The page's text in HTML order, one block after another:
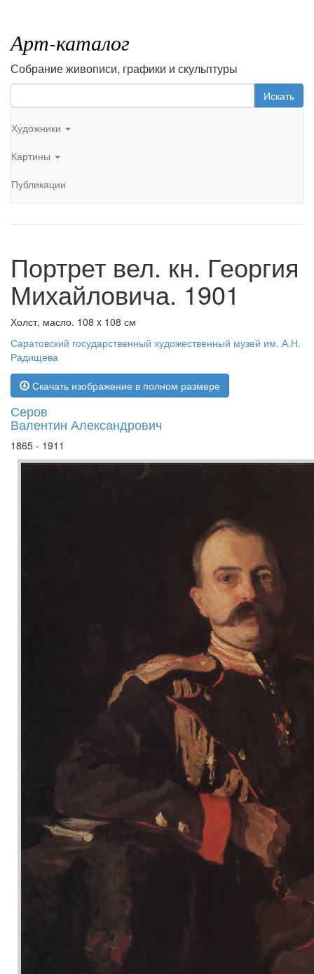
Арт-каталог
Собрание живописи, графики и скульптуры
Искать
Художники
Картины
Публикации
Портрет вел. кн. Георгия
Михайловича. 1901
Холст, масло. 108 x 108 см
Саратовский государственный художественный музей им. А.Н.
Радищева
Скачать изображение в полном размере
Серов
Валентин Александрович
1865 - 1911